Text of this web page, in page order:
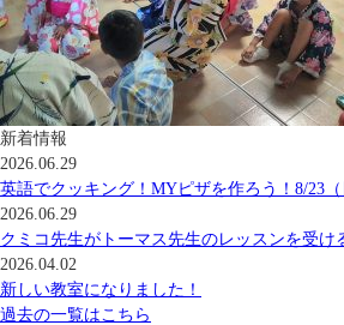
新着情報
2026.06.29
英語でクッキング！MYピザを作ろう！8/23
2026.06.29
クミコ先生がトーマス先生のレッスンを受け
2026.04.02
新しい教室になりました！
過去の一覧はこちら